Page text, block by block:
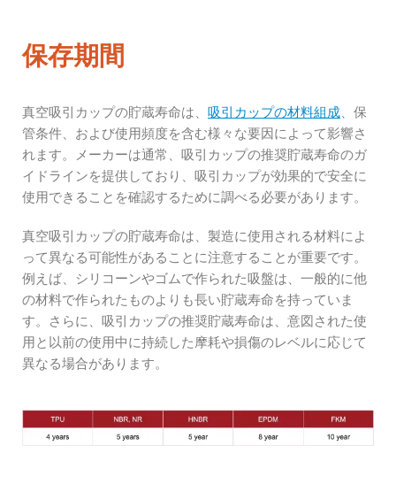
保存期間
真空吸引カップの貯蔵寿命は、 吸引カップの材料組成 、保
管条件、および使用頻度を含む様々な要因によって影響さ
れます。メーカーは通常、吸引カップの推奨貯蔵寿命のガ
イドラインを提供しており、吸引カップが効果的で安全に
使用できることを確認するために調べる必要があります。
真空吸引カップの貯蔵寿命は、製造に使用される材料によ
って異なる可能性があることに注意することが重要です。
例えば、シリコーンやゴムで作られた吸盤は、一般的に他
の材料で作られたものよりも長い貯蔵寿命を持っていま
す。さらに、吸引カップの推奨貯蔵寿命は、意図された使
用と以前の使用中に持続した摩耗や損傷のレベルに応じて
異なる場合があります。